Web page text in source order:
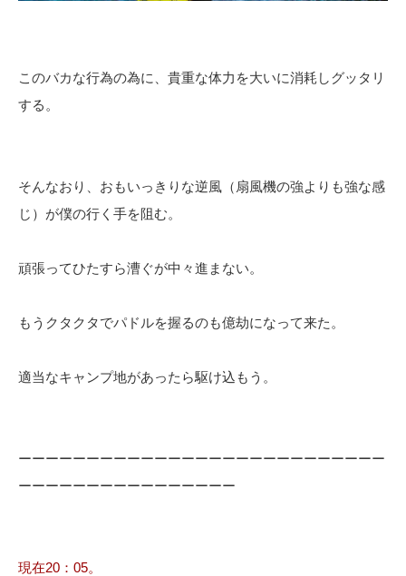
このバカな行為の為に、貴重な体力を大いに消耗しグッタリ
する。
そんなおり、おもいっきりな逆風（扇風機の強よりも強な感
じ）が僕の行く手を阻む。
頑張ってひたすら漕ぐが中々進まない。
もうクタクタでパドルを握るのも億劫になって来た。
適当なキャンプ地があったら駆け込もう。
ーーーーーーーーーーーーーーーーーーーーーーーーーーー
ーーーーーーーーーーーーーーーー
現在20：05。